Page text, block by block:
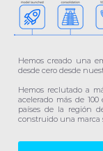
Hemos creado una
desde cero desde
Hemos reclutado a
acelerado más de
países de la región
construido una marca